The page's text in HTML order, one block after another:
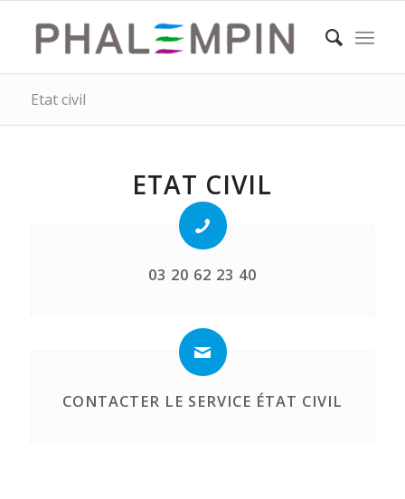
Etat civil
ETAT CIVIL
03 20 62 23 40
CONTACTER LE SERVICE ÉTAT CIVIL